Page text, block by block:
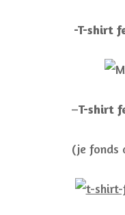
-T-shirt
–T-shirt
(je fonds